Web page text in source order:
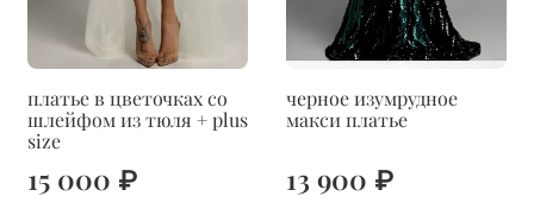
платье в цветочках со
шлейфом из тюля + plus
size
15 000 ₽
черное изумрудное
макси платье
13 900 ₽